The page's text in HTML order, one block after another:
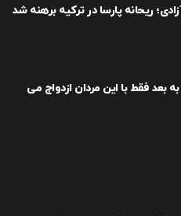
ریحانه پارسا در ترکیه برهنه شد
به بعد فقط با این مردان ازدواج می